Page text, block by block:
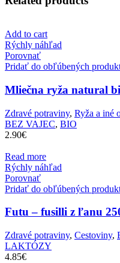
Add to cart
Rýchly náhľad
Porovnať
Pridať do obľúbených
Mliečna ryža natural
Zdravé potraviny, Ryža a iné
BEZ VAJEC, BIO
2.90€
Read more
Rýchly náhľad
Porovnať
Pridať do obľúbených
Futu – fusilli z ľanu
Zdravé potraviny, Cestoviny,
LAKTÓZY
4.85€